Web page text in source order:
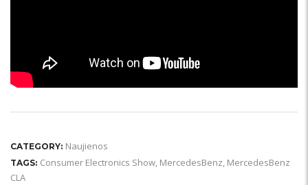
CATEGORY: Naujienos
TAGS: Consumer Electronics Show, MercedesBenz, MercedesBenz
CLA